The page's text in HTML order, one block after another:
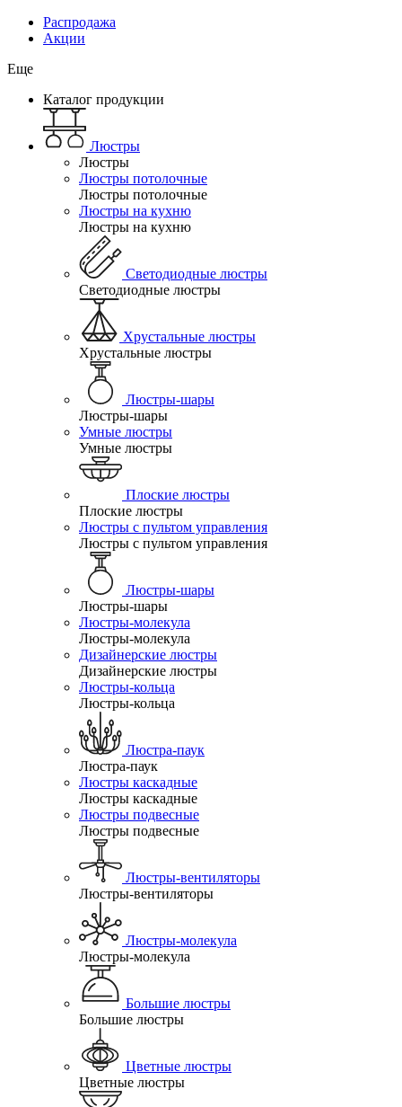
Распродажа
Акции
Еще
Каталог продукции
Люстры
Люстры
Люстры потолочные
Люстры потолочные
Люстры на кухню
Люстры на кухню
Светодиодные люстры
Светодиодные люстры
Хрустальные люстры
Хрустальные люстры
Люстры-шары
Люстры-шары
Умные люстры
Умные люстры
Плоские люстры
Плоские люстры
Люстры с пультом управления
Люстры с пультом управления
Люстры-шары
Люстры-шары
Люстры-молекула
Люстры-молекула
Дизайнерские люстры
Дизайнерские люстры
Люстры-кольца
Люстры-кольца
Люстра-паук
Люстра-паук
Люстры каскадные
Люстры каскадные
Люстры подвесные
Люстры подвесные
Люстры-вентиляторы
Люстры-вентиляторы
Люстры-молекула
Люстры-молекула
Большие люстры
Большие люстры
Цветные люстры
Цветные люстры